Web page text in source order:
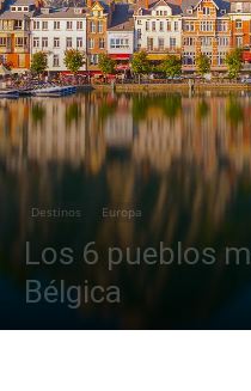
Destinos Europa
Los 6 pueblos
Bélgica